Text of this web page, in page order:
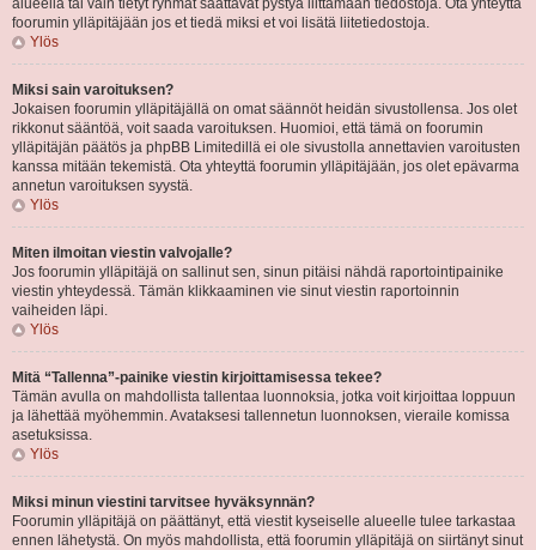
alueella tai vain tietyt ryhmät saattavat pystyä liittämään tiedostoja. Ota yhteyttä
foorumin ylläpitäjään jos et tiedä miksi et voi lisätä liitetiedostoja.
Ylös
Miksi sain varoituksen?
Jokaisen foorumin ylläpitäjällä on omat säännöt heidän sivustollensa. Jos olet
rikkonut sääntöä, voit saada varoituksen. Huomioi, että tämä on foorumin
ylläpitäjän päätös ja phpBB Limitedillä ei ole sivustolla annettavien varoitusten
kanssa mitään tekemistä. Ota yhteyttä foorumin ylläpitäjään, jos olet epävarma
annetun varoituksen syystä.
Ylös
Miten ilmoitan viestin valvojalle?
Jos foorumin ylläpitäjä on sallinut sen, sinun pitäisi nähdä raportointipainike
viestin yhteydessä. Tämän klikkaaminen vie sinut viestin raportoinnin
vaiheiden läpi.
Ylös
Mitä “Tallenna”-painike viestin kirjoittamisessa tekee?
Tämän avulla on mahdollista tallentaa luonnoksia, jotka voit kirjoittaa loppuun
ja lähettää myöhemmin. Avataksesi tallennetun luonnoksen, vieraile komissa
asetuksissa.
Ylös
Miksi minun viestini tarvitsee hyväksynnän?
Foorumin ylläpitäjä on päättänyt, että viestit kyseiselle alueelle tulee tarkastaa
ennen lähetystä. On myös mahdollista, että foorumin ylläpitäjä on siirtänyt sinut